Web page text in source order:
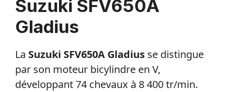
Suzuki SFV650A
Gladius
La Suzuki SFV650A Gladius se distingue
par son moteur bicylindre en V,
développant 74 chevaux à 8 400 tr/min.